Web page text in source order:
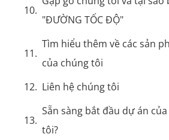
"ĐƯỜNG TỐC ĐỘ"
Tìm hiểu thêm về các sản
của chúng tôi
Liên hệ chúng tôi
Sẵn sàng bắt đầu dự án
tôi?